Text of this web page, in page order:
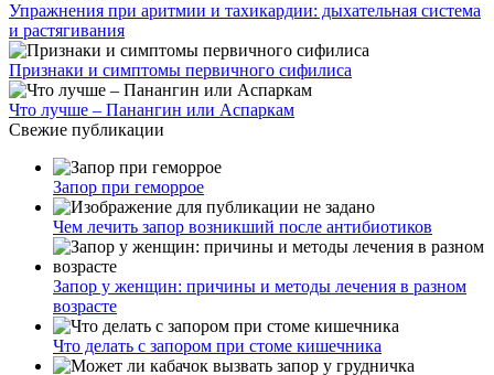
Упражнения при аритмии и тахикардии: дыхательная система
и растягивания
Признаки и симптомы первичного сифилиса
Что лучше – Панангин или Аспаркам
Свежие публикации
Запор при геморрое
Чем лечить запор возникший после антибиотиков
Запор у женщин: причины и методы лечения в разном
возрасте
Что делать с запором при стоме кишечника